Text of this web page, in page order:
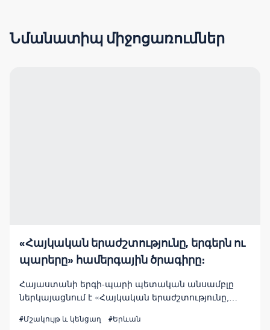
Նմանատիպ միջոցառումներ
«Հայկական երաժշտությունը, երգերն ու
պարերը» համերգային ծրագիրը։
Հայաստանի երգի-պարի պետական անսամբլը
ներկայացնում է «Հայկական երաժշտությունը,
երաժշտության և պարի լավագույն նմուշներով։
#Մշակույթ և կենցաղ #Երևան